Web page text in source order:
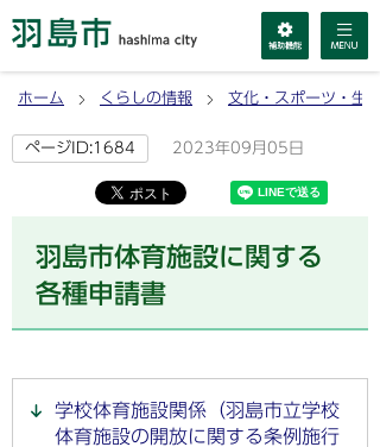
ホーム くらしの情報 文化・スポーツ・生涯
ページID:1684 2023年09月05日
羽島市体育施設に関する
各種申請書
学校体育施設関係（羽島市立学校
体育施設の開放に関する条例施行